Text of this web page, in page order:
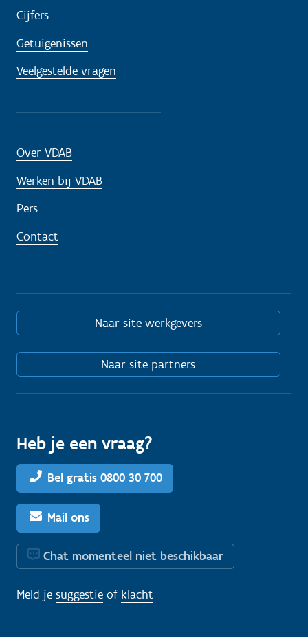
Cijfers
Getuigenissen
Veelgestelde vragen
Over VDAB
Werken bij VDAB
Pers
Contact
Naar site werkgevers
Naar site partners
Heb je een vraag?
Bel gratis 0800 30 700
Mail ons
Chat momenteel niet beschikbaar
Meld je suggestie of klacht